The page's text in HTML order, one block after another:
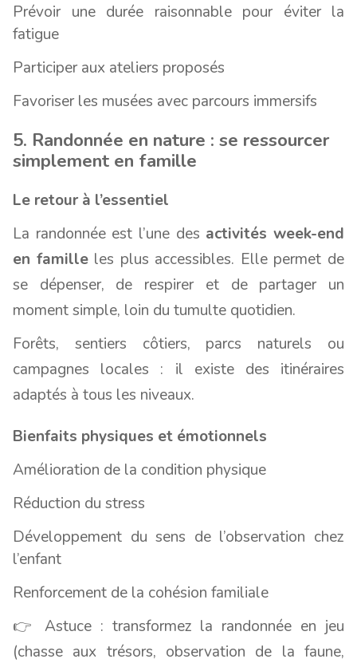
Prévoir une durée raisonnable pour éviter la
fatigue
Participer aux ateliers proposés
Favoriser les musées avec parcours immersifs
5. Randonnée en nature : se ressourcer
simplement en famille
Le retour à l’essentiel
La randonnée est l’une des activités week-end
en familleles plus accessibles. Elle permet de
se dépenser, de respirer et de partager un
moment simple, loin du tumulte quotidien.
Forêts, sentiers côtiers, parcs naturels ou
campagnes locales : il existe des itinéraires
adaptés à tous les niveaux.
Bienfaits physiques et émotionnels
Amélioration de la condition physique
Réduction du stress
Développement du sens de l’observation chez
l’enfant
Renforcement de la cohésion familiale
👉 Astuce : transformez la randonnée en jeu
(chasse aux trésors, observation de la faune,